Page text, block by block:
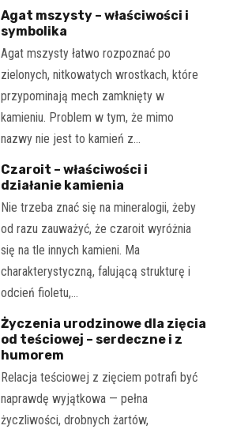
Agat mszysty – właściwości i
symbolika
Agat mszysty łatwo rozpoznać po
zielonych, nitkowatych wrostkach, które
przypominają mech zamknięty w
kamieniu. Problem w tym, że mimo
nazwy nie jest to kamień z…
Czaroit – właściwości i
działanie kamienia
Nie trzeba znać się na mineralogii, żeby
od razu zauważyć, że czaroit wyróżnia
się na tle innych kamieni. Ma
charakterystyczną, falującą strukturę i
odcień fioletu,…
Życzenia urodzinowe dla zięcia
od teściowej – serdeczne i z
humorem
Relacja teściowej z zięciem potrafi być
naprawdę wyjątkowa — pełna
życzliwości, drobnych żartów,